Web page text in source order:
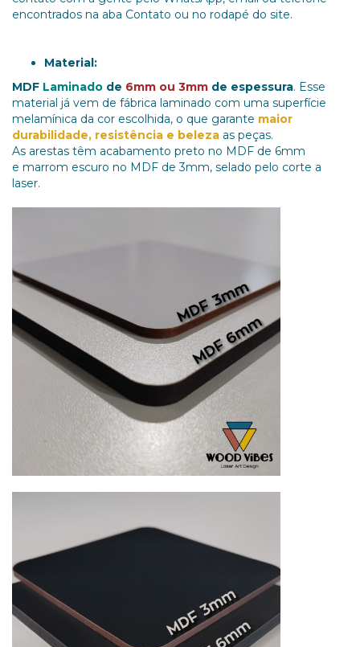
encontrados na aba Contato ou no rodapé do site.
Material:
MDF Laminado de 6mm ou 3mm de espessura. Esse
material já vem de fábrica laminado com uma superfície
melamínica da cor escolhida, o que garante maior
durabilidade, resistência e beleza as peças.
As arestas têm acabamento preto no MDF de 6mm
e marrom escuro no MDF de 3mm, selado pelo corte a
laser.